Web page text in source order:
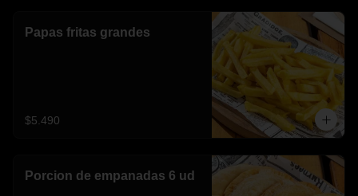
Papas fritas grandes
$5.490
Porcion de empanadas 6 ud